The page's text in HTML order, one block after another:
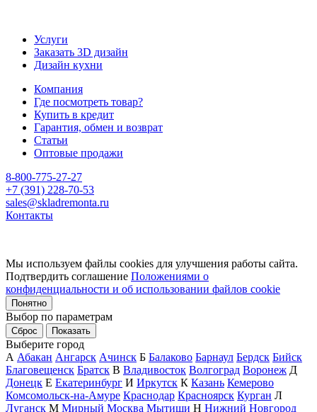
Услуги
Заказать 3D дизайн
Дизайн кухни
Компания
Где посмотреть товар?
Купить в кредит
Гарантия, обмен и возврат
Статьи
Оптовые продажи
8-800-775-27-27
+7 (391) 228-70-53
sales@skladremonta.ru
Контакты
Мы используем файлы cookies для улучшения работы сайта.
Подтвердить соглашение Положениями о
конфиденциальности и об использовании файлов cookie
Понятно
Выбор по параметрам
Сброс Показать
Выберите город
А Абакан Ангарск Ачинск Б Балаково Барнаул Бердск Бийск
Благовещенск Братск В Владивосток Волгоград Воронеж Д
Донецк Е Екатеринбург И Иркутск К Казань Кемерово
Комсомольск-на-Амуре Краснодар Красноярск Курган Л
Луганск М Мирный Москва Мытищи Н Нижний Новгород